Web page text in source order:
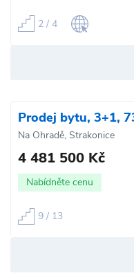
2 / 4
Prodej bytu, 3+1,
Na Ohradě, Strakonice
4 481 500 Kč
Nabídněte cenu
9 / 13